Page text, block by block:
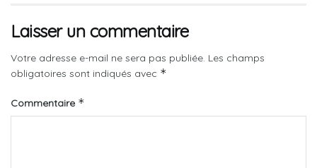
Laisser un commentaire
Votre adresse e-mail ne sera pas publiée. Les champs
obligatoires sont indiqués avec *
Commentaire *